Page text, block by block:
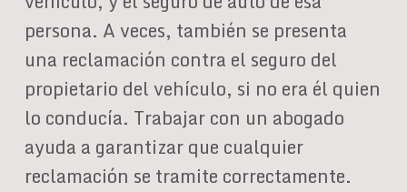
persona. A veces, también se presenta
una reclamación contra el seguro del
propietario del vehículo, si no era él quien
lo conducía. Trabajar con un abogado
ayuda a garantizar que cualquier
reclamación se tramite correctamente.